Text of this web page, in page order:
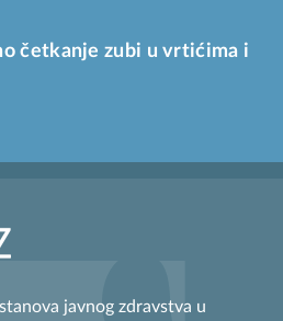
četkanje zubi u vrtićima i
javnog zdravstva u